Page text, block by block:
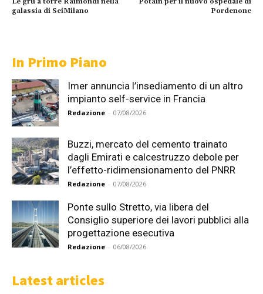
galassia di SeiMilano
Pordenone
In Primo Piano
Imer annuncia l’insediamento di un altro
impianto self-service in Francia
Redazione - 07/08/2026
Buzzi, mercato del cemento trainato
dagli Emirati e calcestruzzo debole per
l’effetto-ridimensionamento del PNRR
Redazione - 07/08/2026
Ponte sullo Stretto, via libera del
Consiglio superiore dei lavori pubblici alla
progettazione esecutiva
Redazione - 06/08/2026
Latest articles